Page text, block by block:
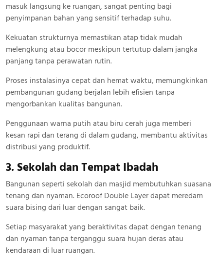
masuk langsung ke ruangan, sangat penting bagi
penyimpanan bahan yang sensitif terhadap suhu.
Kekuatan strukturnya memastikan atap tidak mudah
melengkung atau bocor meskipun tertutup dalam jangka
panjang tanpa perawatan rutin.
Proses instalasinya cepat dan hemat waktu, memungkinkan
pembangunan gudang berjalan lebih efisien tanpa
mengorbankan kualitas bangunan.
Penggunaan warna putih atau biru cerah juga memberi
kesan rapi dan terang di dalam gudang, membantu aktivitas
distribusi yang produktif.
3. Sekolah dan Tempat Ibadah
Bangunan seperti sekolah dan masjid membutuhkan suasana
tenang dan nyaman. Ecoroof Double Layer dapat meredam
suara bising dari luar dengan sangat baik.
Setiap masyarakat yang beraktivitas dapat dengan tenang
dan nyaman tanpa terganggu suara hujan deras atau
kendaraan di luar ruangan.